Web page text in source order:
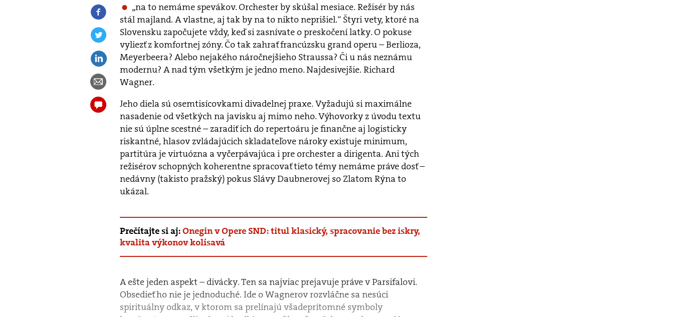
„na to nemáme spevákov. Orchester by skúšal mesiace. Režisér by nás
stál majland. A vlastne, aj tak by na to nikto neprišiel.“ Štyri vety, ktoré na
Slovensku započujete vždy, keď si zasnívate o preskočení latky. O pokuse
vyliezť z komfortnej zóny. Čo tak zahrať francúzsku grand operu – Berlioza,
Meyerbeera? Alebo nejakého náročnejšieho Straussa? Či u nás neznámu
modernu? A nad tým všetkým je jedno meno. Najdesivejšie. Richard
Wagner.
Jeho diela sú osemtisícovkami divadelnej praxe. Vyžadujú si maximálne
nasadenie od všetkých na javisku aj mimo neho. Výhovorky z úvodu textu
nie sú úplne scestné – zaradiť ich do repertoáru je finančne aj logisticky
riskantné, hlasov zvládajúcich skladateľove nároky existuje minimum,
partitúra je virtuózna a vyčerpávajúca i pre orchester a dirigenta. Ani tých
režisérov schopných koherentne spracovať tieto témy nemáme práve dosť –
nedávny (takisto pražský) pokus Slávy Daubnerovej so Zlatom Rýna to
ukázal.
Prečítajte si aj:Onegin v Opere SND: titul klasický, spracovanie bez iskry,
kvalita výkonov kolísavá
A ešte jeden aspekt – divácky. Ten sa najviac prejavuje práve v Parsifalovi.
Obsedieť ho nie je jednoduché. Ide o Wagnerov rozvláčne sa nesúci
spirituálny odkaz, v ktorom sa prelínajú všadeprítomné symboly